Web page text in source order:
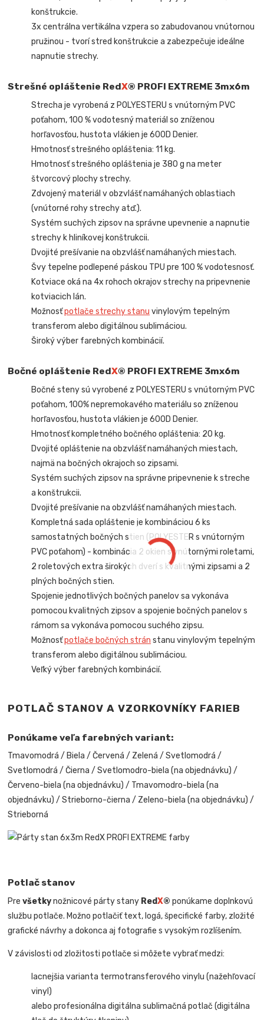
konštrukcie.
3x centrálna vertikálna vzpera so zabudovanou vnútornou
pružinou - tvorí stred konštrukcie a zabezpečuje ideálne
napnutie strechy.
Strešné opláštenie RedX® PROFI EXTREME 3mx6m
Strecha je vyrobená z POLYESTERU s vnútorným PVC
poťahom, 100 % vodotesný materiál so zníženou
horľavosťou, hustota vlákien je 600D Denier.
Hmotnosť strešného opláštenia: 11 kg.
Hmotnosť strešného opláštenia je 380 g na meter
štvorcový plochy strechy.
Zdvojený materiál v obzvlášť namáhaných oblastiach
(vnútorné rohy strechy atď.).
Systém suchých zipsov na správne upevnenie a napnutie
strechy k hliníkovej konštrukcii.
Dvojité prešívanie na obzvlášť namáhaných miestach.
Švy tepelne podlepené páskou TPU pre 100 % vodotesnosť.
Kotviace oká na 4x rohoch okrajov strechy na pripevnenie
kotviacich lán.
Možnosťpotlače strechy stanu vinylovým tepelným
transferom alebo digitálnou sublimáciou.
Široký výber farebných kombinácií.
Bočné opláštenie RedX® PROFI EXTREME 3mx6m
Bočné steny sú vyrobené z POLYESTERU s vnútorným PVC
poťahom, 100% nepremokavého materiálu so zníženou
horľavosťou, hustota vlákien je 600D Denier.
Hmotnosť kompletného bočného opláštenia: 20 kg.
Dvojité opláštenie na obzvlášť namáhaných miestach,
najmä na bočných okrajoch so zipsami.
Systém suchých zipsov na správne pripevnenie k streche
a konštrukcii.
Dvojité prešívanie na obzvlášť namáhaných miestach.
Kompletná sada opláštenie je kombináciou 6 ks
samostatných bočných stien (POLYESTER s vnútorným
PVC poťahom) - kombinácia 2 okien s vnútornými roletami,
2 roletových extra širokých dverí s kvalitnými zipsami a 2
plných bočných stien.
Spojenie jednotlivých bočných panelov sa vykonáva
pomocou kvalitných zipsov a spojenie bočných panelov s
rámom sa vykonáva pomocou suchého zipsu.
Možnosťpotlače bočných strán stanu vinylovým tepelným
transferom alebo digitálnou sublimáciou.
Veľký výber farebných kombinácií.
POTLAČ STANOV A VZORKOVNÍKY FARIEB
Ponúkame veľa farebných variant:
Tmavomodrá / Biela / Červená / Zelená / Svetlomodrá /
Svetlomodrá / Čierna / Svetlomodro-biela (na objednávku) /
Červeno-biela (na objednávku) / Tmavomodro-biela (na
objednávku) / Strieborno-čierna / Zeleno-biela (na objednávku) /
Strieborná
Potlač stanov
Prevšetkynožnicové párty stany RedX® ponúkame doplnkovú
službu potlače. Možno potlačiť text, logá, špecifické farby, zložité
grafické návrhy a dokonca aj fotografie s vysokým rozlíšením.
V závislosti od zložitosti potlače si môžete vybrať medzi:
lacnejšia varianta termotransferového vinylu (nažehľovací
vinyl)
alebo profesionálna digitálna sublimačná potlač (digitálna